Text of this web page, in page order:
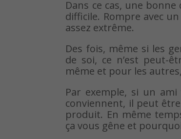
Dans ce cas, une
difficile. Rompre avec
assez extrême.
Des fois, même si les
de soi, ce n’est peut-
même et pour les
Par exemple, si un
conviennent, il peut
produit. En même
ça vous gêne et